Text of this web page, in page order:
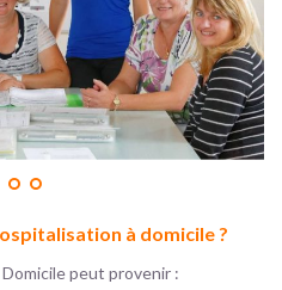
à domicile ?
peut provenir :